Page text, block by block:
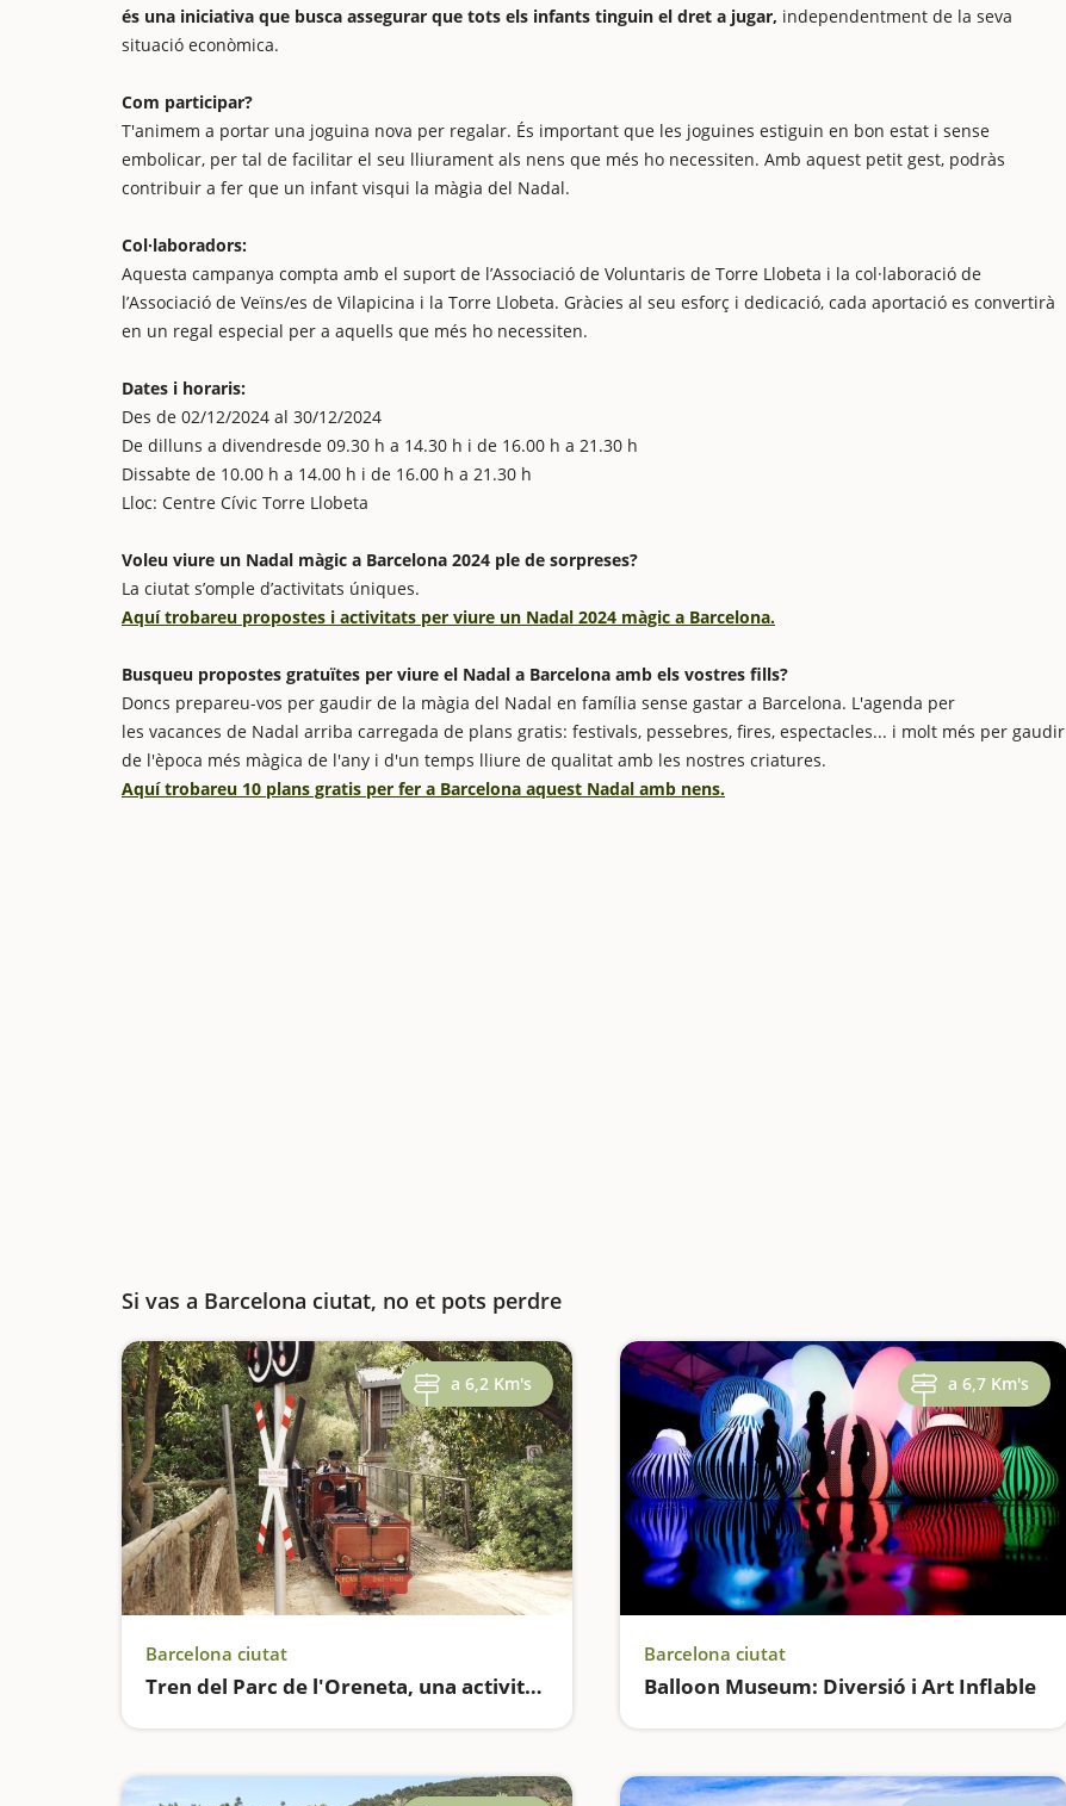
és una iniciativa que busca assegurar que tots els infants tinguin el dret a jugar, independentment de la seva
situació econòmica.
Com participar?
T'animem a portar una joguina nova per regalar. És important que les joguines estiguin en bon estat i sense
embolicar, per tal de facilitar el seu lliurament als nens que més ho necessiten. Amb aquest petit gest, podràs
contribuir a fer que un infant visqui la màgia del Nadal.
Col·laboradors:
Aquesta campanya compta amb el suport de l’Associació de Voluntaris de Torre Llobeta i la col·laboració de
l’Associació de Veïns/es de Vilapicina i la Torre Llobeta. Gràcies al seu esforç i dedicació, cada aportació es convertirà
en un regal especial per a aquells que més ho necessiten.
Dates i horaris:
Des de 02/12/2024 al 30/12/2024
De dilluns a divendresde 09.30 h a 14.30 h i de 16.00 h a 21.30 h
Dissabte de 10.00 h a 14.00 h i de 16.00 h a 21.30 h
Lloc: Centre Cívic Torre Llobeta
Voleu viure un Nadal màgic a Barcelona 2024 ple de sorpreses?
La ciutat s’omple d’activitats úniques.
Aquí trobareu propostes i activitats per viure un Nadal 2024 màgic a Barcelona.
Busqueu propostes gratuïtes per viure el Nadal a Barcelona amb els vostres fills?
Doncs prepareu-vos per gaudir de la màgia del Nadal en família sense gastar a Barcelona. L'agenda per
les vacances de Nadal arriba carregada de plans gratis: festivals, pessebres, fires, espectacles... i molt més per gaudir
de l'època més màgica de l'any i d'un temps lliure de qualitat amb les nostres criatures.
Aquí trobareu 10 plans gratis per fer a Barcelona aquest Nadal amb nens.
Si vas a Barcelona ciutat, no et pots perdre
a 6,2 Km's
Barcelona ciutat
Tren del Parc de l'Oreneta, una activitat per fer amb nens a Barcelona
a 6,7 Km's
Barcelona ciutat
Balloon Museum: Diversió i Art Inflable